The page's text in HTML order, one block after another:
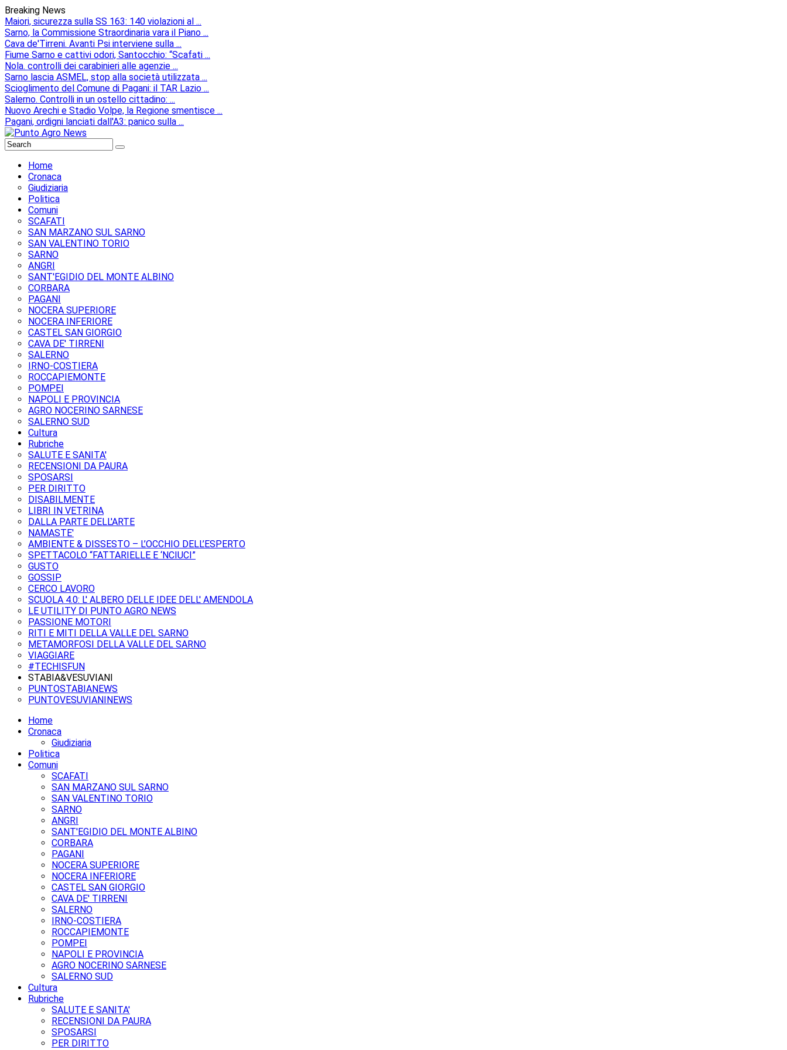
Breaking News
Maiori, sicurezza sulla SS 163: 140 violazioni al ...
Sarno, la Commissione Straordinaria vara il Piano ...
Cava de'Tirreni. Avanti Psi interviene sulla ...
Fiume Sarno e cattivi odori, Santocchio: “Scafati ...
Nola. controlli dei carabinieri alle agenzie ...
Sarno lascia ASMEL, stop alla società utilizzata ...
Scioglimento del Comune di Pagani: il TAR Lazio ...
Salerno. Controlli in un ostello cittadino: ...
Nuovo Arechi e Stadio Volpe, la Regione smentisce ...
Pagani, ordigni lanciati dall'A3: panico sulla ...
Home
Cronaca
Giudiziaria
Politica
Comuni
SCAFATI
SAN MARZANO SUL SARNO
SAN VALENTINO TORIO
SARNO
ANGRI
SANT'EGIDIO DEL MONTE ALBINO
CORBARA
PAGANI
NOCERA SUPERIORE
NOCERA INFERIORE
CASTEL SAN GIORGIO
CAVA DE' TIRRENI
SALERNO
IRNO-COSTIERA
ROCCAPIEMONTE
POMPEI
NAPOLI E PROVINCIA
AGRO NOCERINO SARNESE
SALERNO SUD
Cultura
Rubriche
SALUTE E SANITA'
RECENSIONI DA PAURA
SPOSARSI
PER DIRITTO
DISABILMENTE
LIBRI IN VETRINA
DALLA PARTE DELL'ARTE
NAMASTE'
AMBIENTE & DISSESTO – L’OCCHIO DELL’ESPERTO
SPETTACOLO “FATTARIELLE E ‘NCIUCI”
GUSTO
GOSSIP
CERCO LAVORO
SCUOLA 4.0: L' ALBERO DELLE IDEE DELL' AMENDOLA
LE UTILITY DI PUNTO AGRO NEWS
PASSIONE MOTORI
RITI E MITI DELLA VALLE DEL SARNO
METAMORFOSI DELLA VALLE DEL SARNO
VIAGGIARE
#TECHISFUN
STABIA&VESUVIANI
PUNTOSTABIANEWS
PUNTOVESUVIANINEWS
Home
Cronaca
Giudiziaria
Politica
Comuni
SCAFATI
SAN MARZANO SUL SARNO
SAN VALENTINO TORIO
SARNO
ANGRI
SANT'EGIDIO DEL MONTE ALBINO
CORBARA
PAGANI
NOCERA SUPERIORE
NOCERA INFERIORE
CASTEL SAN GIORGIO
CAVA DE' TIRRENI
SALERNO
IRNO-COSTIERA
ROCCAPIEMONTE
POMPEI
NAPOLI E PROVINCIA
AGRO NOCERINO SARNESE
SALERNO SUD
Cultura
Rubriche
SALUTE E SANITA'
RECENSIONI DA PAURA
SPOSARSI
PER DIRITTO